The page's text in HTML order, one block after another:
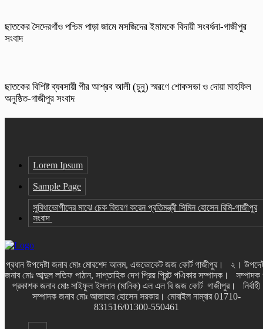
ছাতকের সৈদেরগাঁও পশ্চিম পাড়া জামে মসজিদের ইমামকে বিদায়ী সংবর্ধনা-গাজীপুর
সংবাদ
ছাতকের বিশিষ্ট ব্যবসায়ী পীর আশ্রব আলী (চুনু) স্মরণে শোকসভা ও দোয়া মাহফিল
অনুষ্ঠিত-গাজীপুর সংবাদ
Lorem Ipsum
Sample Page
সুবিধাভোগীদের মাঝে চেক বিতরণ করেন প্রতিমন্ত্রী সিমিন হোসেন রিমি-গাজীপুর
সংবাদ
প্রধান উপদেষ্টা জনাব মোঃ মোরশেদ আলম, এডভোকেট জজ কোর্ট গাজীপুর। ২।
জনাব মোঃ আব্দুল লতিফ পাঠান, সাপ্তাহিক দেশ প্রিয় প্রিন্ট পএিকার সম্পাদক।
প্রকাশক জনাব মোঃ সাইফুল ইসলান (মানিক) এল এল বি জজ কোর্ট গাজীপুর। নির্বাহী
সম্পাদক জনাব মোঃ আজাহার হোসেন সরকার। মোবাইল নাম্বার 01710-
831516/01300-550461